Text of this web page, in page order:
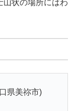
山状の場所にはわ
県美祢市)